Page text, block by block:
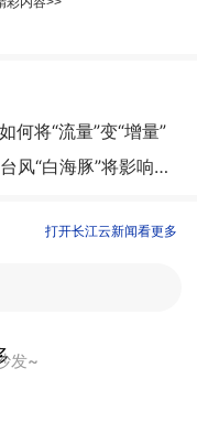
何将“流量”变“增量”
​37℃！大雨、暴雨持续上线中，台风“白海豚”将影响湖北
打开长江云新闻看更多
发~